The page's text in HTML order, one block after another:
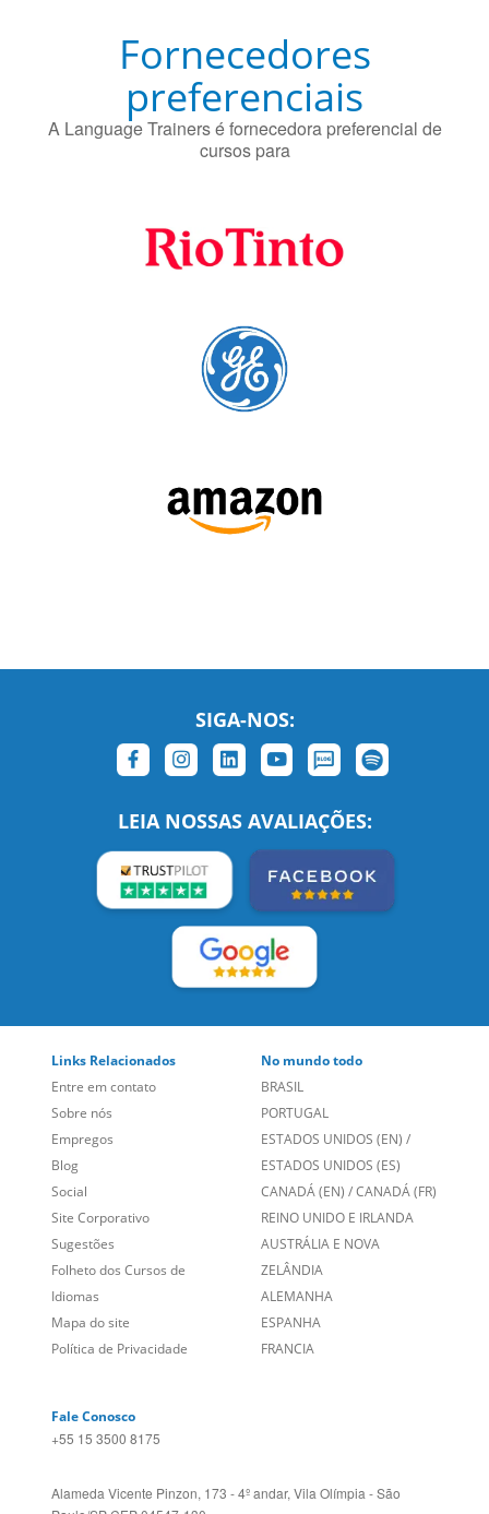
Fornecedores
preferenciais
A Language Trainers é fornecedora preferencial de
cursos para
Entre em contato
Sobre nós
Empregos
Blog
Social
Site Corporativo
Sugestões
Folheto dos Cursos de
Idiomas
Mapa do site
Política de Privacidade
BRASIL
PORTUGAL
ESTADOS UNIDOS (EN)
ESTADOS UNIDOS (ES)
CANADÁ (EN)/CANADÁ (FR)
REINO UNIDO E IRLANDA
AUSTRÁLIA E NOVA
ZELÂNDIA
ALEMANHA
ESPANHA
FRANCIA
+55 15 3500 8175
Paulo/SP CEP 04547-130